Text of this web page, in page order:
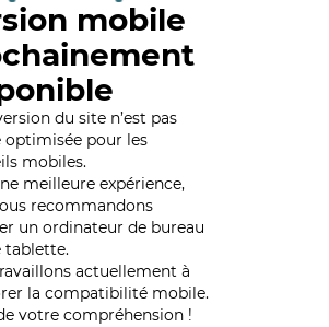
mobile
du site n’est pas
optimisée pour les
mobiles.
meilleure expérience,
recommandons
un ordinateur de bureau
tablette.
actuellement à
la compatibilité mobile.
votre compréhension !